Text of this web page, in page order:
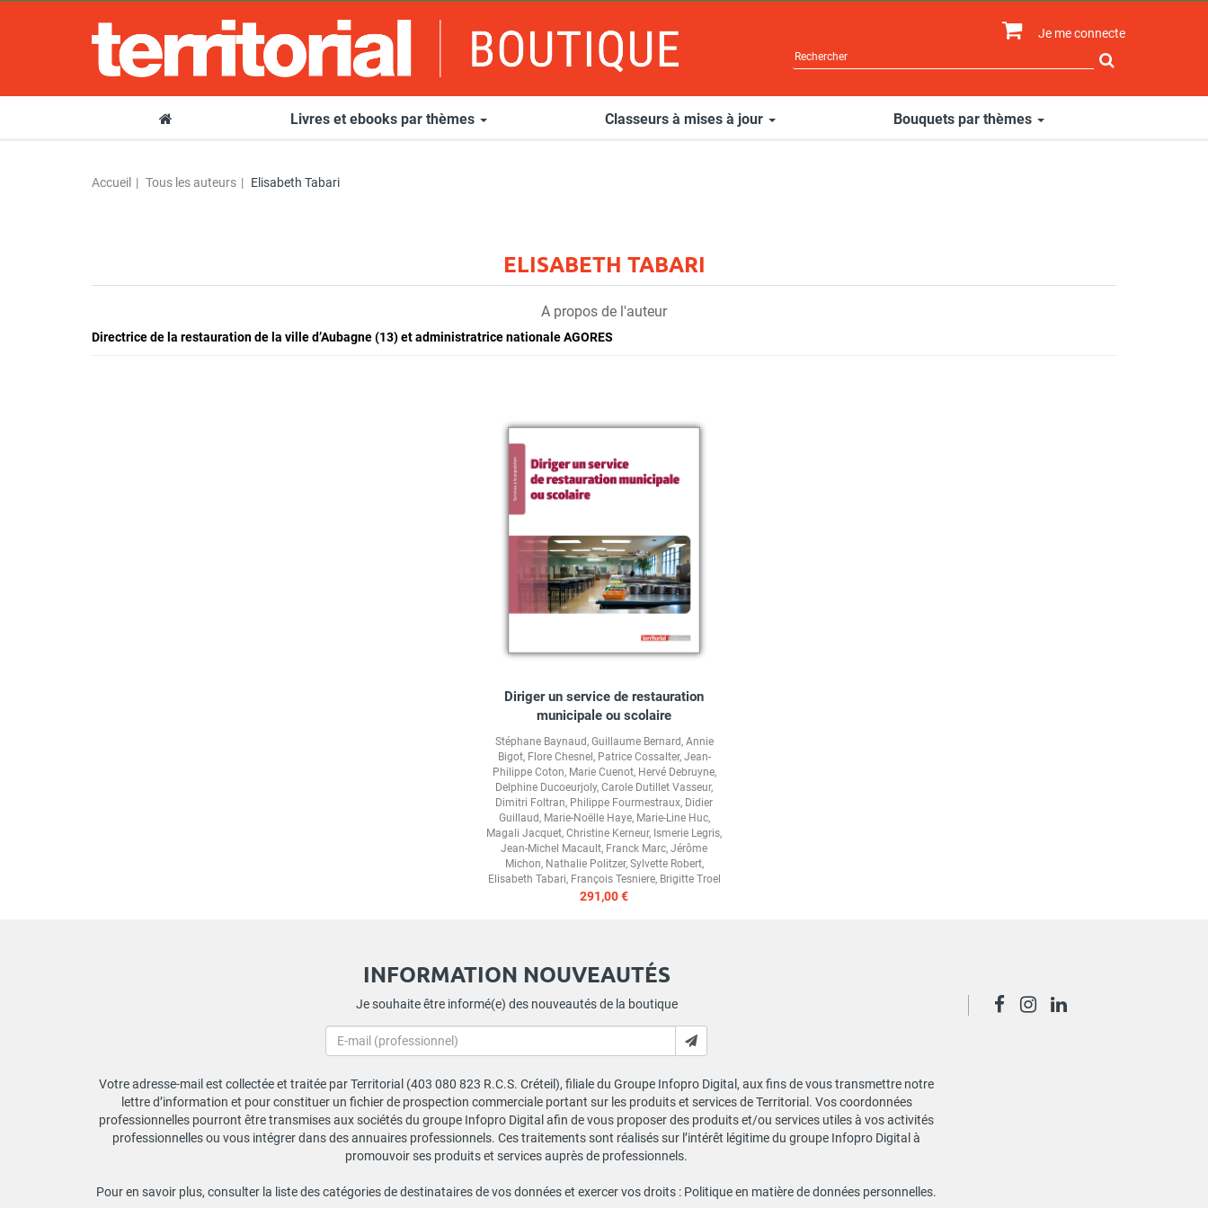
Je me connecte
Livres et ebooks par thèmes Classeurs à mises à jour Bouquets par thèmes
Accueil Tous les auteurs Elisabeth Tabari
ELISABETH TABARI
A propos de l'auteur
Directrice de la restauration de la ville d’Aubagne (13) et administratrice nationale AGORES
Diriger un service de restauration
municipale ou scolaire
Stéphane Baynaud, Guillaume Bernard, Annie
Bigot, Flore Chesnel , Patrice Cossalter, Jean-
Philippe Coton, Marie Cuenot, Hervé Debruyne,
Delphine Ducoeurjoly, Carole Dutillet Vasseur,
Dimitri Foltran, Philippe Fourmestraux, Didier
Guillaud, Marie-Noëlle Haye, Marie-Line Huc,
Magali Jacquet, Christine Kerneur, Ismerie Legris,
Jean-Michel Macault, Franck Marc, Jérôme
Michon, Nathalie Politzer, Sylvette Robert,
Elisabeth Tabari, François Tesniere, Brigitte Troel
291,00 €
INFORMATION NOUVEAUTÉS
Je souhaite être informé(e) des nouveautés de la boutique
Votre adresse-mail est collectée et traitée par Territorial (403 080 823 R.C.S. Créteil), filiale du Groupe Infopro Digital, aux fins de vous transmettre notre
lettre d’information et pour constituer un fichier de prospection commerciale portant sur les produits et services de Territorial. Vos coordonnées
professionnelles pourront être transmises aux sociétés du groupe Infopro Digital afin de vous proposer des produits et/ou services utiles à vos activités
professionnelles ou vous intégrer dans des annuaires professionnels. Ces traitements sont réalisés sur l’intérêt légitime du groupe Infopro Digital à
promouvoir ses produits et services auprès de professionnels.
Pour en savoir plus, consulter la liste des catégories de destinataires de vos données et exercer vos droits : Politique en matière de données personnelles.